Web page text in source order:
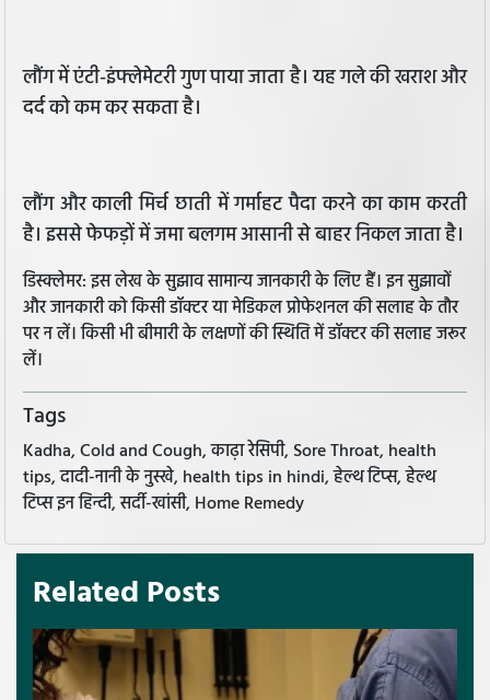
लौंग में एंटी-इंफ्लेमेटरी गुण पाया जाता है। यह गले की खराश और
दर्द को कम कर सकता है।
लौंग और काली मिर्च छाती में गर्माहट पैदा करने का काम करती
है। इससे फेफड़ों में जमा बलगम आसानी से बाहर निकल जाता है।
डिस्क्लेमर: इस लेख के सुझाव सामान्य जानकारी के लिए हैं। इन सुझावों
और जानकारी को किसी डॉक्टर या मेडिकल प्रोफेशनल की सलाह के तौर
पर न लें। किसी भी बीमारी के लक्षणों की स्थिति में डॉक्टर की सलाह जरूर
लें।
Tags
Kadha, Cold and Cough, काढ़ा रेसिपी, Sore Throat, health
tips, दादी-नानी के नुस्खे, health tips in hindi, हेल्थ टिप्स, हेल्थ
टिप्स इन हिन्दी, सर्दी-खांसी, Home Remedy
Related Posts